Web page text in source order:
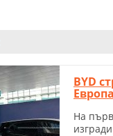
BYD
Европа
На